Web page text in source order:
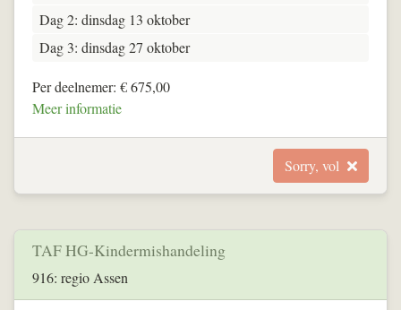
Dag 2: dinsdag 13 oktober
Dag 3: dinsdag 27 oktober
Per deelnemer: € 675,00
Meer informatie
Sorry, vol
TAF HG-Kindermishandeling
916: regio Assen